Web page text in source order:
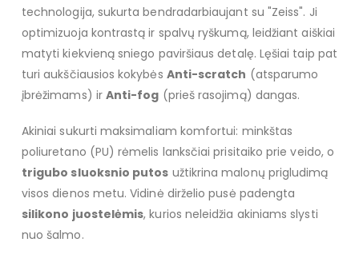
technologija, sukurta bendradarbiaujant su "Zeiss". Ji
optimizuoja kontrastą ir spalvų ryškumą, leidžiant aiškiai
matyti kiekvieną sniego paviršiaus detalę. Lęšiai taip pat
turi aukščiausios kokybės Anti-scratch (atsparumo
įbrėžimams) ir Anti-fog (prieš rasojimą) dangas.
Akiniai sukurti maksimaliam komfortui: minkštas
poliuretano (PU) rėmelis lanksčiai prisitaiko prie veido, o
trigubo sluoksnio putos užtikrina malonų prigludimą
visos dienos metu. Vidinė dirželio pusė padengta
silikono juostelėmis, kurios neleidžia akiniams slysti
nuo šalmo.